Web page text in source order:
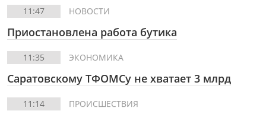
11:47 НОВОСТИ
Приостановлена работа бутика
11:35 ЭКОНОМИКА
Саратовскому ТФОМСу не хватает 3 млрд
11:14 ПРОИСШЕСТВИЯ